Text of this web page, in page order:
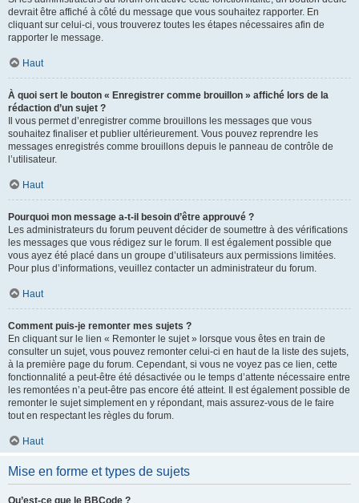
devrait être affiché à côté du message que vous souhaitez rapporter. En
cliquant sur celui-ci, vous trouverez toutes les étapes nécessaires afin de
rapporter le message.
Haut
À quoi sert le bouton « Enregistrer comme brouillon » affiché lors de la
rédaction d’un sujet ?
Il vous permet d’enregistrer comme brouillons les messages que vous
souhaitez finaliser et publier ultérieurement. Vous pouvez reprendre les
messages enregistrés comme brouillons depuis le panneau de contrôle de
l’utilisateur.
Haut
Pourquoi mon message a-t-il besoin d’être approuvé ?
Les administrateurs du forum peuvent décider de soumettre à des vérifications
les messages que vous rédigez sur le forum. Il est également possible que
vous ayez été placé dans un groupe d’utilisateurs aux permissions limitées.
Pour plus d’informations, veuillez contacter un administrateur du forum.
Haut
Comment puis-je remonter mes sujets ?
En cliquant sur le lien « Remonter le sujet » lorsque vous êtes en train de
consulter un sujet, vous pouvez remonter celui-ci en haut de la liste des sujets,
à la première page du forum. Cependant, si vous ne voyez pas ce lien, cette
fonctionnalité a peut-être été désactivée ou le temps d’attente nécessaire entre
les remontées n’a peut-être pas encore été atteint. Il est également possible de
remonter le sujet simplement en y répondant, mais assurez-vous de le faire
tout en respectant les règles du forum.
Haut
Mise en forme et types de sujets
Qu’est-ce que le BBCode ?